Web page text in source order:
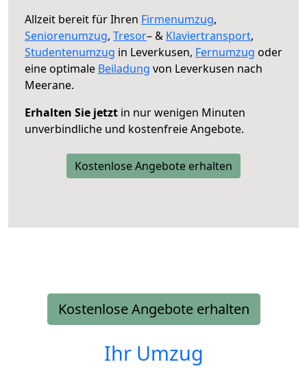
Allzeit bereit für Ihren Firmenumzug,
Seniorenumzug, Tresor– & Klaviertransport,
Studentenumzug in Leverkusen, Fernumzug oder
eine optimale Beiladung von Leverkusen nach
Meerane.
Erhalten Sie jetzt in nur wenigen Minuten
unverbindliche und kostenfreie Angebote.
Kostenlose Angebote erhalten
Kostenlose Angebote erhalten
Ihr Umzug